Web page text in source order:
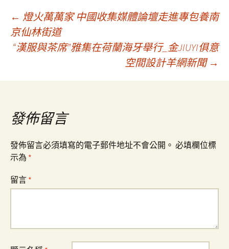
文
章
導
覽
← 燈火萬萬家 中國收集媒體論壇走進專包養南
京仙林街道
“漢服與茶席”雅集在荷蘭海牙舉行_金JIUYI俱意
空間設計羊網新聞 →
發佈留言
發佈留言必須填寫的電子郵件地址不會公開。 必填欄位標
示為 *
留言 *